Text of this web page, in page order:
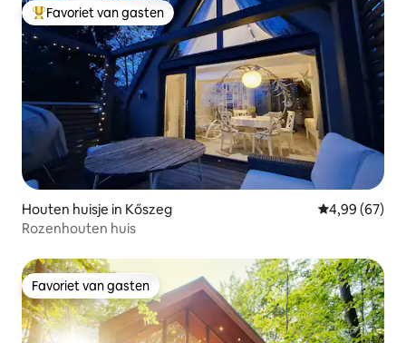
Topfavoriet van gasten
Favoriet van gasten
Houten huisje in Kőszeg Gemiddelde
4,99 (67)
Rozenhouten huis
Favoriet van gasten
Favoriet van gasten